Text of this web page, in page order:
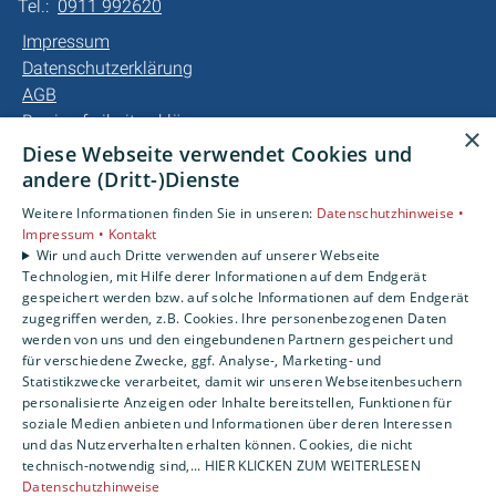
Tel.: 0911 992620
Impressum
Datenschutzerklärung
AGB
Barrierefreiheitserklärung
Unsere Bereiche
Gewerbekunden
Karriere
Unternehmen
Kontakt
×
Diese Webseite verwendet Cookies und
andere (Dritt-)Dienste
Weitere Informationen finden Sie in unseren: Datenschutzhinweise •
Impressum • Kontakt
Wir und auch Dritte verwenden auf unserer Webseite
Technologien, mit Hilfe derer Informationen auf dem Endgerät
gespeichert werden bzw. auf solche Informationen auf dem Endgerät
zugegriffen werden, z.B. Cookies. Ihre personenbezogenen Daten
werden von uns und den eingebundenen Partnern gespeichert und
für verschiedene Zwecke, ggf. Analyse-, Marketing- und
Statistikzwecke verarbeitet, damit wir unseren Webseitenbesuchern
personalisierte Anzeigen oder Inhalte bereitstellen, Funktionen für
soziale Medien anbieten und Informationen über deren Interessen
und das Nutzerverhalten erhalten können. Cookies, die nicht
technisch-notwendig sind,... HIER KLICKEN ZUM WEITERLESEN
Datenschutzhinweise